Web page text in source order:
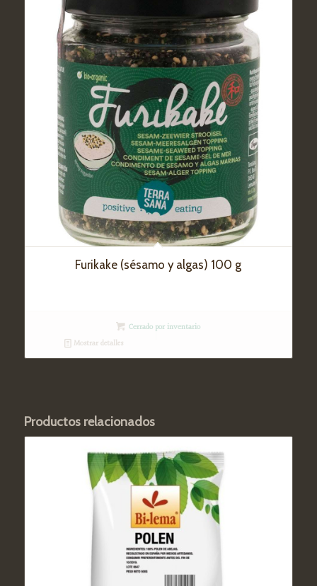
Furikake (sésamo y algas) 100 g
Cerrado por inventario
Mostrar detalles
Productos relacionados